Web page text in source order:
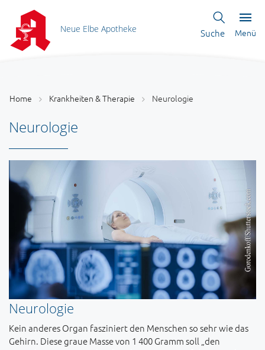
Neue Elbe Apotheke Suche Menü
Home Krankheiten & Therapie Neurologie
Neurologie
Neurologie
Kein anderes Organ fasziniert den Menschen so sehr wie das
Gehirn. Diese graue Masse von 1 400 Gramm soll „den